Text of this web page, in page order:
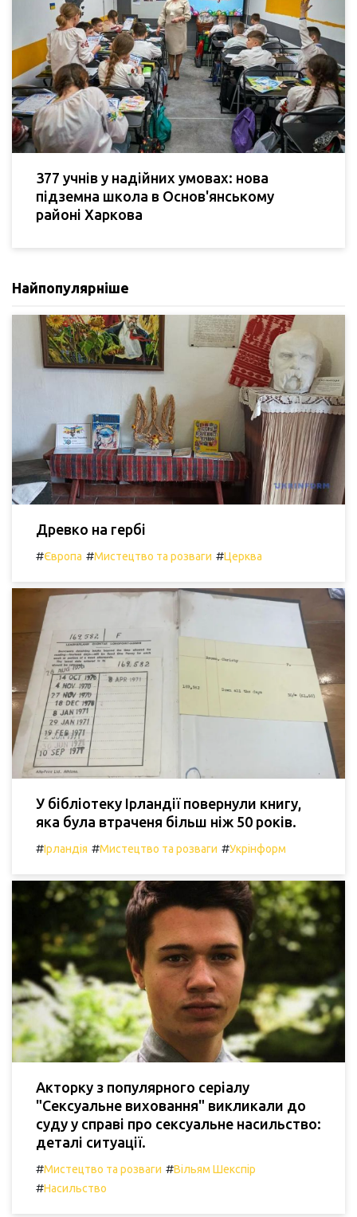
377 учнів у надійних умовах: нова
підземна школа в Основ'янському
районі Харкова
Найпопулярніше
Древко на гербі
#Європа #Мистецтво та розваги #Церква
У бібліотеку Ірландії повернули книгу,
яка була втраченя більш ніж 50 років.
#Ірландія #Мистецтво та розваги #Укрінформ
Акторку з популярного серіалу
"Сексуальне виховання" викликали до
суду у справі про сексуальне насильство:
деталі ситуації.
#Мистецтво та розваги #Вільям Шекспір
#Насильство